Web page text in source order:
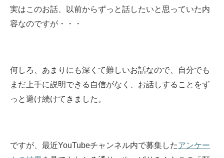
実はこのお話、以前からずっと話したいと思っていた内
容なのですが・・・
何しろ、あまりにも深くて難しいお話なので、自分でも
まだ上手に説明できる自信がなく、お話しすることをず
っと避け続けてきました。
ですが、最近YouTubeチャンネル内で募集したアンケー